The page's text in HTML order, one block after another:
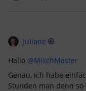
Juliane
Hallo @MischMaster
Genau, ich habe
Stunden man denn